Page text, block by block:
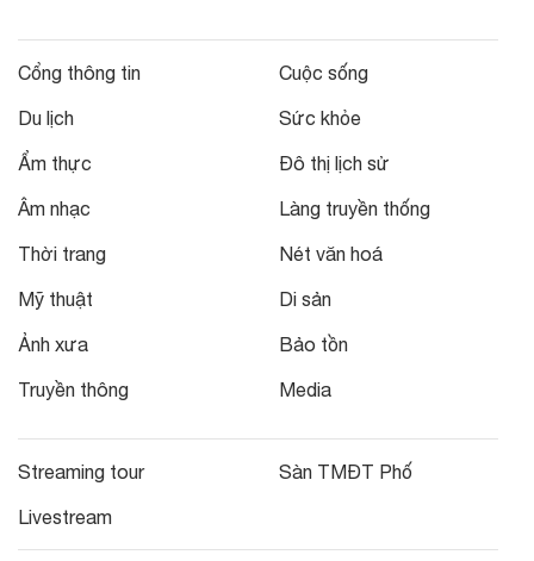
Cổng thông tin
Du lịch
Ẩm thực
Âm nhạc
Thời trang
Mỹ thuật
Ảnh xưa
Truyền thông
Cuộc sống
Sức khỏe
Đô thị lịch sử
Làng truyền thống
Nét văn hoá
Di sản
Bảo tồn
Media
Streaming tour
Livestream
Sàn TMĐT Phố